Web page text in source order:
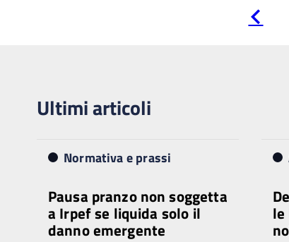
Ultimi articoli
Normativa e prassi
Pausa pranzo non soggetta
a Irpef se liquida solo il
danno emergente